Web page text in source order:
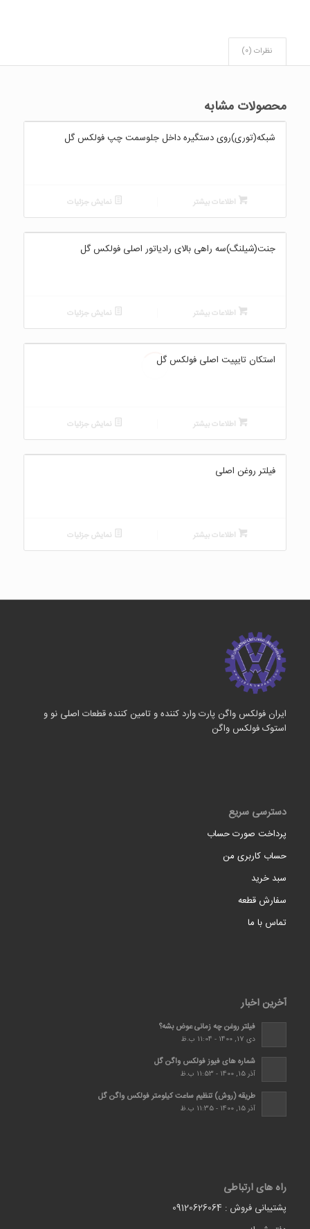
نظرات (0)
محصولات مشابه
شبکه(توری)روی دستگیره داخل جلوسمت چپ فولکس گل
اطلاعات بیشتر نمایش جزئیات
جنت(شیلنگ)سه راهی بالای رادیاتور اصلی فولکس گل
اطلاعات بیشتر نمایش جزئیات
استکان تایپیت اصلی فولکس گل
اطلاعات بیشتر نمایش جزئیات
فیلتر روغن اصلی
اطلاعات بیشتر نمایش جزئیات
ایران فولکس واگن پارت وارد کننده و تامین کننده قطعات اصلی نو و
استوک فولکس واگن
دسترسی سریع
پرداخت صورت حساب
حساب کاربری من
سبد خرید
سفارش قطعه
تماس با ما
آخرین اخبار
فیلتر روغن چه زمانی عوض بشه؟
دی 17, 1400 - 11:04 ب.ظ
شماره های فیوز فولکس واگن گل
آذر 15, 1400 - 11:53 ب.ظ
طریقه (روش) تنظیم ساعت کیلومتر فولکس واگن گل
آذر 15, 1400 - 11:35 ب.ظ
راه های ارتباطی
پشتیبانی فروش : 09120626064